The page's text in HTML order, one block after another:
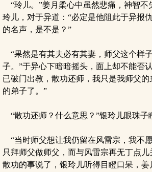
“玲儿。”姜月柔心中虽然悲痛，神智不
玲儿，对于异道：“必定是他阻此于异报
的名声，是不是？”
“果然是有其夫必有其妻，师父这个样
子。”于异心下暗暗摇头，面上却不能否
已破门出教，散功还师，我只是我师父
的弟子了。”
“散功还师？什么意思？”银玲儿眼珠子
“当时师父想让我仍留在风雷宗，我不
只拜师父做师父，而与风雷宗再无丁点儿
散功的事说了，银玲儿听得目瞪口呆，姜